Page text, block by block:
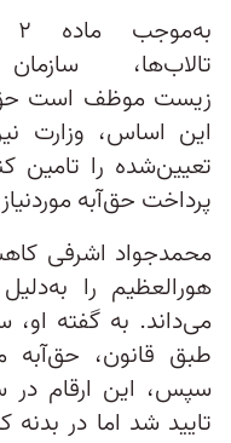
تالاب‌ها،
زیست موظف است
این اساس، وزارت
تعیین‌شده را تامین
پرداخت حق‌آبه
محمدجواد اشرفی
هورالعظیم را
می‌داند. به گفته
طبق قانون، حق‌آبه
سپس، این ارقام در
تایید شد اما در بدنه